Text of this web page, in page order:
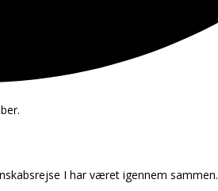
I har været igennem sammen.